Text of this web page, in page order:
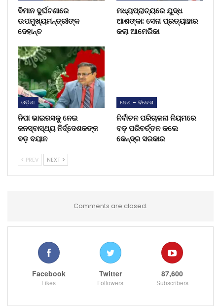
ବିମାନ ଦୁର୍ଘଟଣାରେ
ଉପମୁଖ୍ୟମନ୍ତ୍ରୀଙ୍କ
ଦେହାନ୍ତ
ମଧ୍ୟପ୍ରାଚ୍ୟରେ ଯୁଦ୍ଧ
ଆଶଙ୍କା: ସେନା ପ୍ରତ୍ୟାହାର
କଲା ଆମେରିକା
ଓଡ଼ିଶା
ନିପା ଭାଇରସକୁ ନେଇ
ଜନସ୍ବାସ୍ଥ୍ୟ ନିର୍ଦ୍ଦେଶକଙ୍କ
ବଡ଼ ବୟାନ
ଦେଶ - ବିଦେଶ
ନିର୍ବାଚନ ପରିଚାଳନା ନିୟମରେ
ବଡ଼ ପରିବର୍ତ୍ତନ କଲେ
କେନ୍ଦ୍ର ସରକାର
PREV NEXT
Comments are closed.
Facebook
Likes
Twitter
Followers
87,600
Subscribers